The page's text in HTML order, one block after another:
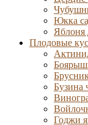
Юкка
Яблоня
Плодовые
Бузина
Годжи